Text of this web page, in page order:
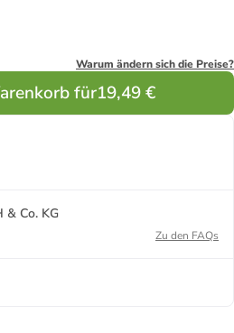
Warum ändern sich die Preise?
für19,49 €
& Co. KG
Zu den FAQs